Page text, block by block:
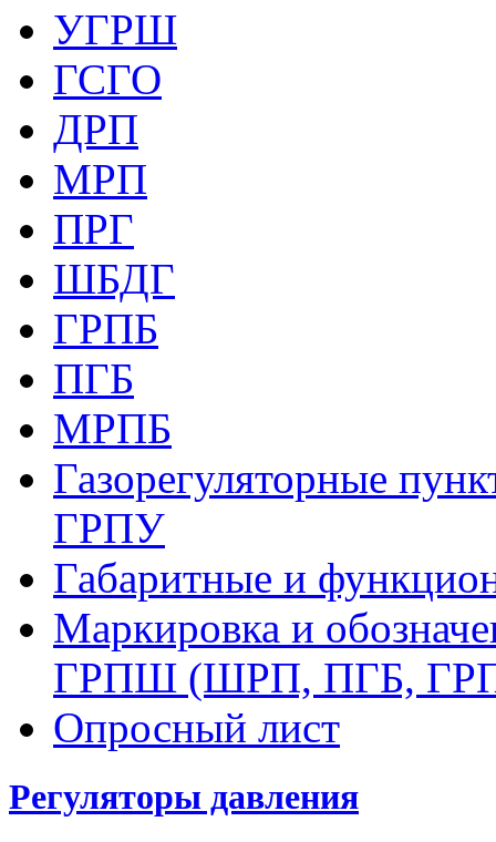
УГРШ
ГСГО
ДРП
МРП
ПРГ
ШБДГ
ГРПБ
ПГБ
МРПБ
Газорегуляторные
ГРПУ
Габаритные и
Маркировка и
ГРПШ (ШРП, ПГБ,
Опросный лист
Регуляторы давления